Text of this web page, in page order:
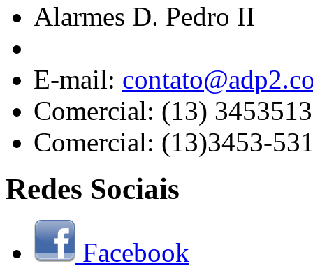
Alarmes D. Pedro II
E-mail:
Comercial: (13)
Comercial: (13)3453-
Redes Sociais
Facebook